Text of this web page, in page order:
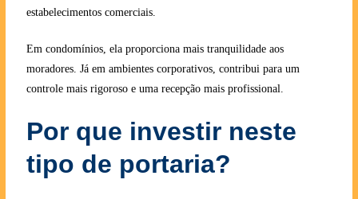
estabelecimentos comerciais.
Em condomínios, ela proporciona mais tranquilidade aos
moradores. Já em ambientes corporativos, contribui para um
controle mais rigoroso e uma recepção mais profissional.
Por que investir neste
tipo de portaria?